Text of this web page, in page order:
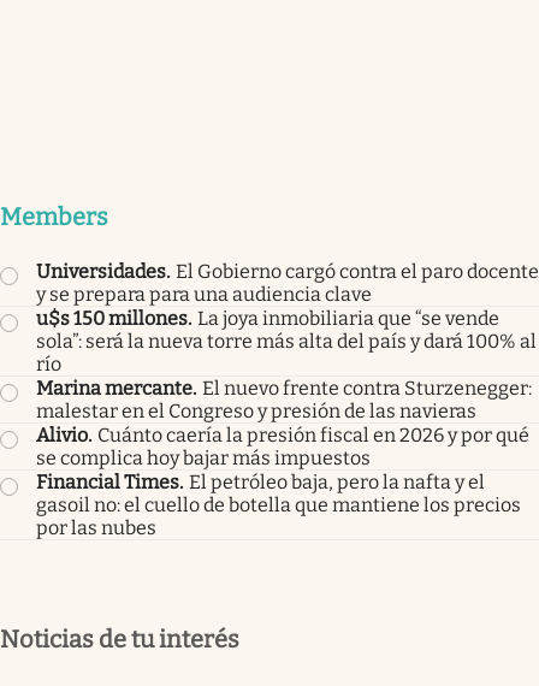
Members
Universidades. El Gobierno cargó contra el paro docente
y se prepara para una audiencia clave
u$s 150 millones. La joya inmobiliaria que “se vende
sola”: será la nueva torre más alta del país y dará 100% al
río
Marina mercante. El nuevo frente contra Sturzenegger:
malestar en el Congreso y presión de las navieras
Alivio. Cuánto caería la presión fiscal en 2026 y por qué
se complica hoy bajar más impuestos
Financial Times. El petróleo baja, pero la nafta y el
gasoil no: el cuello de botella que mantiene los precios
por las nubes
Noticias de tu interés